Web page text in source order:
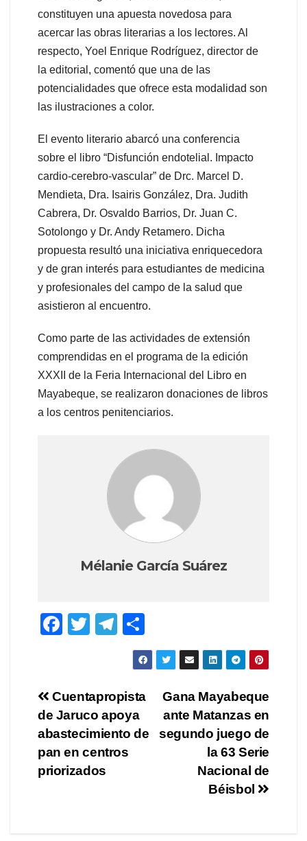
constituyen una apuesta novedosa para
acercar las obras literarias a los lectores. Al
respecto, Yoel Enrique Rodríguez, director de
la editorial, comentó que una de las
potencialidades que ofrece esta modalidad son
las ilustraciones a color.
El evento literario abarcó una conferencia
sobre el libro “Disfunción endotelial. Impacto
cardio-cerebro-vascular” de Drc. Marcel D.
Mendieta, Dra. Isairis González, Dra. Judith
Cabrera, Dr. Osvaldo Barrios, Dr. Juan C.
Sotolongo y Dr. Andy Retamero. Dicha
propuesta resultó una iniciativa enriquecedora
y de gran interés para estudiantes de medicina
y profesionales del campo de la salud que
asistieron al encuentro.
Como parte de las actividades de extensión
comprendidas en el programa de la edición
XXXII de la Feria Internacional del Libro en
Mayabeque, se realizaron donaciones de libros
a los centros penitenciarios.
Mélanie García Suárez
F
e
b
o
o
k
T
er
T
el
gr
a
m
o
m
p
ar
tir
Navegación
de
entradas
Gana Mayabeque
ante Matanzas en
segundo juego de
la 63 Serie
Nacional de
Béisbol
Cuentapropista
de Jaruco apoya
abastecimiento de
pan en centros
priorizados